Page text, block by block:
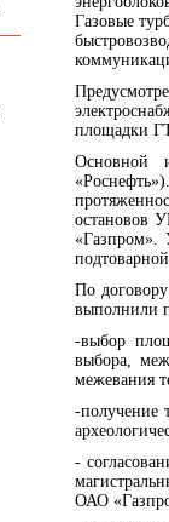
Газовые
площадки
Основной
остановов
«Газпром».
По
выполнили
-выбор
выбора,
межевания
-получение
-
ОАО